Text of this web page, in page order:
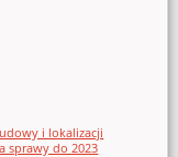
i lokalizacji
sprawy do 2023